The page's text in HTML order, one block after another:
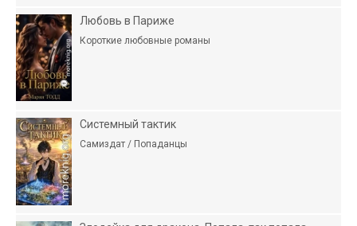
Любовь в Париже
Короткие любовные романы
Системный тактик
Самиздат / Попаданцы